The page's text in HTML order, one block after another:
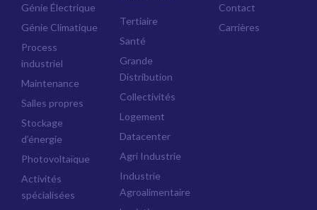
Génie Électrique
Génie Climatique
Process
industriel
Maintenance
Salles propres
Stockage
d’énergie
Photovoltaïque
Activités
spécialisées
Tertiaire
Santé
Grande
Distribution
Collectivités
Logement
Datacenter
Agri Industrie
Industrie
Agroalimentaire
Contact
Carrières